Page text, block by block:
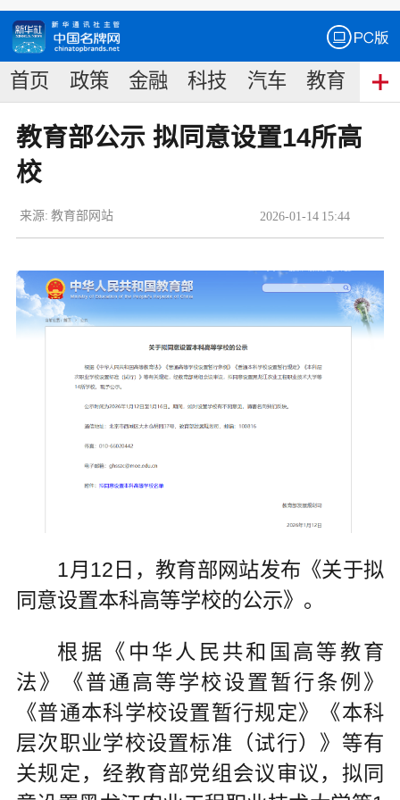
首页 政策 金融 科技 汽车 教育 食
教育部公示 拟同意设置14所高
校
2026-01-14 15:44
来源: 教育部网站
1月12日，教育部网站发布《关于拟
同意设置本科高等学校的公示》。
根据《中华人民共和国高等教育
法》《普通高等学校设置暂行条例》
《普通本科学校设置暂行规定》《本科
层次职业学校设置标准（试行）》等有
关规定，经教育部党组会议审议，拟同